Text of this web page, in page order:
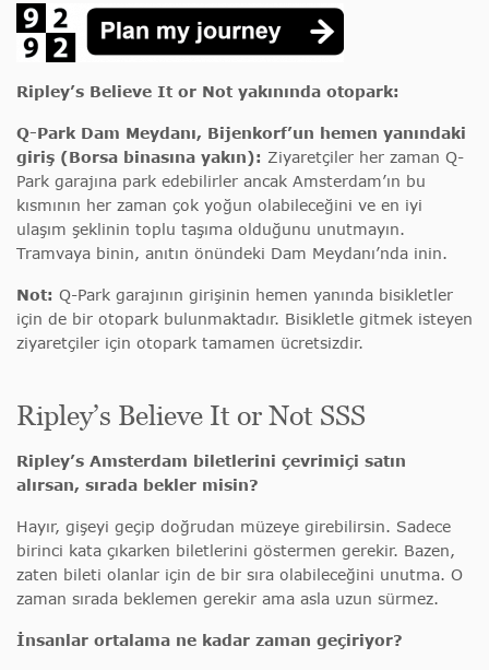
Ripley’s Believe It or Not yakınında otopark:
Q-Park Dam Meydanı, Bijenkorf’un hemen yanındaki
giriş (Borsa binasına yakın): Ziyaretçiler her zaman Q-
Park garajına park edebilirler ancak Amsterdam’ın bu
kısmının her zaman çok yoğun olabileceğini ve en iyi
ulaşım şeklinin toplu taşıma olduğunu unutmayın.
Tramvaya binin, anıtın önündeki Dam Meydanı’nda inin.
Not: Q-Park garajının girişinin hemen yanında bisikletler
için de bir otopark bulunmaktadır. Bisikletle gitmek isteyen
ziyaretçiler için otopark tamamen ücretsizdir.
Ripley’s Believe It or Not SSS
Ripley’s Amsterdam biletlerini çevrimiçi satın
alırsan, sırada bekler misin?
Hayır, gişeyi geçip doğrudan müzeye girebilirsin. Sadece
birinci kata çıkarken biletlerini göstermen gerekir. Bazen,
zaten bileti olanlar için de bir sıra olabileceğini unutma. O
zaman sırada beklemen gerekir ama asla uzun sürmez.
İnsanlar ortalama ne kadar zaman geçiriyor?